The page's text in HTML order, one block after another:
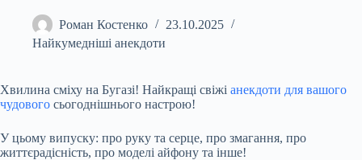
Роман Костенко
23.10.2025
Найкумедніші анекдоти
Хвилина сміху на Бугазі! Найкращі свіжі анекдоти для вашого
чудового сьогоднішнього настрою!
У цьому випуску: про руку та серце, про змагання, про
життєрадісність, про моделі айфону та інше!